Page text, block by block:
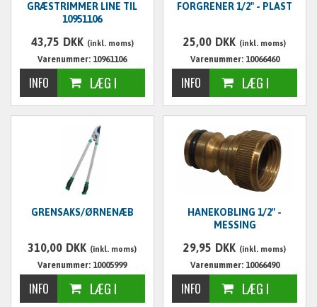
GRÆSTRIMMER LINE TIL
10951106
43,75 DKK (inkl. moms)
Varenummer: 10961106
FORGRENER 1/2" - PLAST
25,00 DKK (inkl. moms)
Varenummer: 10066460
GRENSAKS/ØRNENÆB
310,00 DKK (inkl. moms)
Varenummer: 10005999
HANEKOBLING 1/2" -
MESSING
29,95 DKK (inkl. moms)
Varenummer: 10066490